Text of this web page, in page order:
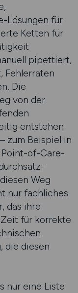
Lösungen für
Ketten für
pipettiert,
Fehlerraten
Die
von der
entstehen
zum Beispiel in
Point-of-Care-
Weg
nur fachliches
das ihre
für korrekte
die diesen
nur eine Liste